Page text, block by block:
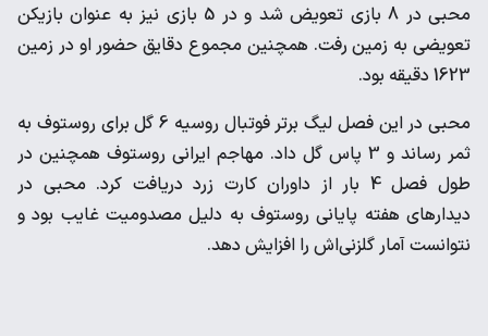
محبی در 8 بازی تعویض شد و در 5 بازی نیز به عنوان بازیکن
تعویضی به زمین رفت. همچنین مجموع دقایق حضور او در زمین
1623 دقیقه بود.
محبی در این فصل لیگ برتر فوتبال روسیه 6 گل برای روستوف به
ثمر رساند و 3 پاس گل داد. مهاجم ایرانی روستوف همچنین در
طول فصل 4 بار از داوران کارت زرد دریافت کرد. محبی در
دیدارهای هفته پایانی روستوف به دلیل مصدومیت غایب بود و
نتوانست آمار گلزنی‌اش را افزایش دهد.